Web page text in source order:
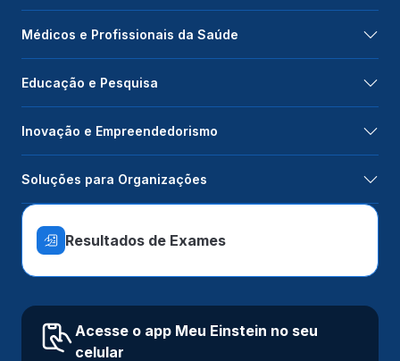
Médicos e Profissionais da Saúde
Educação e Pesquisa
Inovação e Empreendedorismo
Soluções para Organizações
Resultados de Exames
Acesse o app Meu Einstein no seu
celular